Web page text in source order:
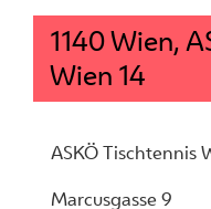
1140 Wien,
Wien 14
ASKÖ Tischtennis
Marcusgasse 9